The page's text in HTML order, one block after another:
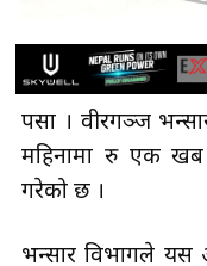
पर्सा । वीरगञ्ज
महिनामा रु एक
गरेको छ ।
भन्सार विभागले यस